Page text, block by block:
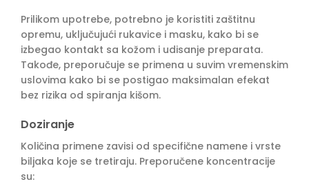
Prilikom upotrebe, potrebno je koristiti zaštitnu
opremu, uključujući rukavice i masku, kako bi se
izbegao kontakt sa kožom i udisanje preparata.
Takođe, preporučuje se primena u suvim vremenskim
uslovima kako bi se postigao maksimalan efekat
bez rizika od spiranja kišom.
Doziranje
Količina primene zavisi od specifične namene i vrste
biljaka koje se tretiraju. Preporučene koncentracije
su: